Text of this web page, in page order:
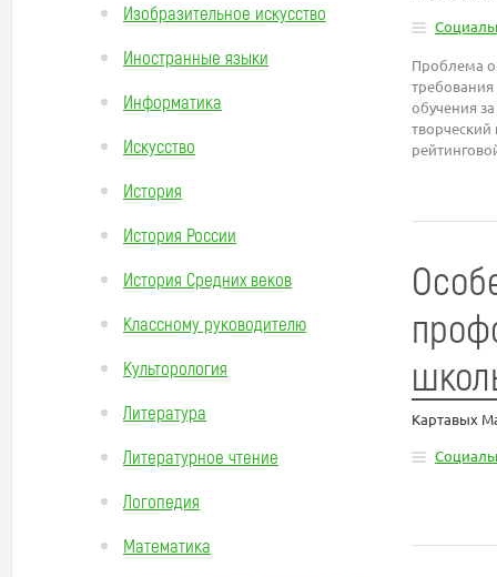
Изобразительное искусство
Иностранные языки
Информатика
Искусство
История
История России
История Средних веков
Классному руководителю
Культорология
Литература
Литературное чтение
Логопедия
Математика
Проблема
обучения
Картавых